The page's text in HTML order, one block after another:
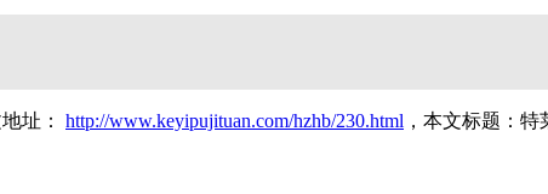
址： http://www.keyipujituan.com/hzhb/230.html ，本文标题：